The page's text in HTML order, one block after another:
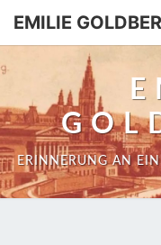
EMILIE
ERINNERUNG AN